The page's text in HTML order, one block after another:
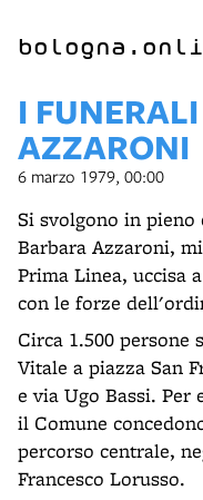
I
AZZARONI
6 marzo 1979, 00:00
Si svolgono in
Barbara Azzaroni,
Prima Linea, uccisa
con le forze
Circa 1.500 persone
Vitale a piazza San
e via Ugo Bassi.
il Comune
percorso centrale,
Francesco Lorusso.